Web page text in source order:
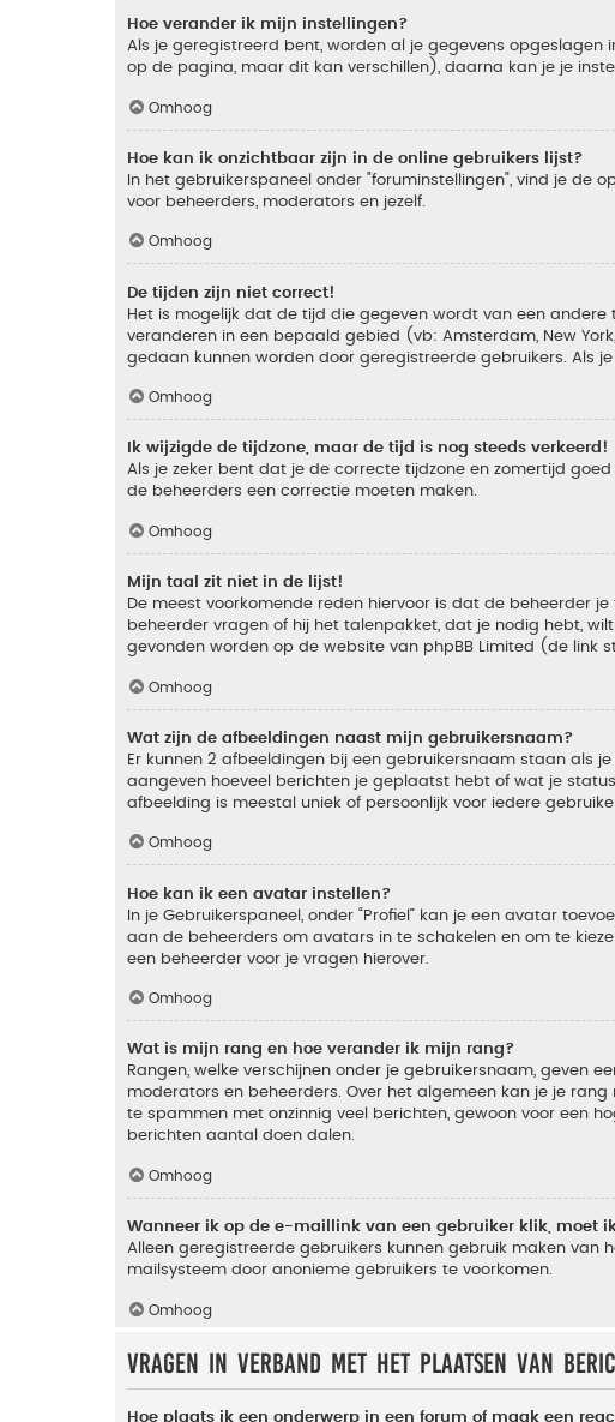
Hoe verander ik mijn instellingen?
Als je geregistreerd bent, worden al je gegevens opgeslagen
op de pagina, maar dit kan verschillen), daarna kan je je
Omhoog
Hoe kan ik onzichtbaar zijn in de online gebruikers lijst?
In het gebruikerspaneel onder "foruminstellingen", vind je de
voor beheerders, moderators en jezelf.
Omhoog
De tijden zijn niet correct!
Het is mogelijk dat de tijd die gegeven wordt van een
veranderen in een bepaald gebied (vb: Amsterdam, New
gedaan kunnen worden door geregistreerde gebruikers. Als
Omhoog
Ik wijzigde de tijdzone, maar de tijd is nog steeds verkeerd!
Als je zeker bent dat je de correcte tijdzone en zomertijd
de beheerders een correctie moeten maken.
Omhoog
Mijn taal zit niet in de lijst!
De meest voorkomende reden hiervoor is dat de beheerder
beheerder vragen of hij het talenpakket, dat je nodig hebt,
gevonden worden op de website van phpBB Limited (de link
Omhoog
Wat zijn de afbeeldingen naast mijn gebruikersnaam?
Er kunnen 2 afbeeldingen bij een gebruikersnaam staan als
aangeven hoeveel berichten je geplaatst hebt of wat je
afbeelding is meestal uniek of persoonlijk voor iedere
Omhoog
Hoe kan ik een avatar instellen?
In je Gebruikerspaneel, onder “Profiel” kan je een avatar
aan de beheerders om avatars in te schakelen en om te
een beheerder voor je vragen hierover.
Omhoog
Wat is mijn rang en hoe verander ik mijn rang?
Rangen, welke verschijnen onder je gebruikersnaam, geven
moderators en beheerders. Over het algemeen kan je je
te spammen met onzinnig veel berichten, gewoon voor een
berichten aantal doen dalen.
Omhoog
Wanneer ik op de e-maillink van een gebruiker klik, moet
Alleen geregistreerde gebruikers kunnen gebruik maken
mailsysteem door anonieme gebruikers te voorkomen.
Omhoog
Vragen in verband met het plaatsen van
Hoe plaats ik een onderwerp in een forum of maak een